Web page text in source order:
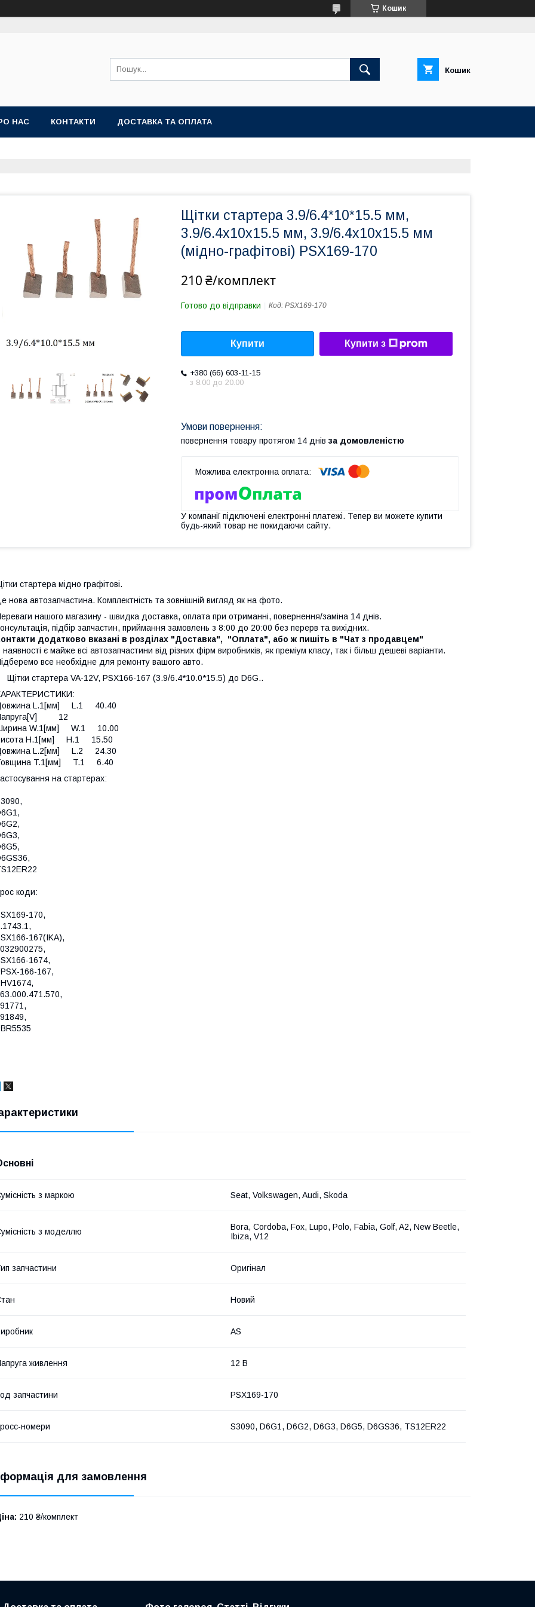
Кошик
Кошик
НАС КОНТАКТИ ДОСТАВКА ТА ОПЛАТА
Щітки стартера 3.9/6.4*10*15.5 мм,
3.9/6.4х10х15.5 мм, 3.9/6.4x10x15.5 мм
(мідно-графітові) PSX169-170
210 ₴/комплект
Готово до відправки Код: PSX169-170
Купити Купити з
+380 (66) 603-11-15
з 8.00 до 20.00
повернення товару протягом 14 днів за домовленістю
У компанії підключені електронні платежі. Тепер ви можете купити
будь-який товар не покидаючи сайту.
стартера мідно графітові.
нова автозапчастина. Комплектність та зовнішній вигляд як на фото.
нашого магазину - швидка доставка, оплата при отриманні, повернення/заміна 14 днів.
підбір запчастин, приймання замовлень з 8:00 до 20:00 без перерв та вихідних.
додатково вказані в розділах "Доставка", "Оплата", або ж пишіть в "Чат з продавцем"
наявності є майже всі автозапчастини від різних фірм виробників, як преміум класу, так і більш дешеві варіанти.
все необхідне для ремонту вашого авто.
Щiтки стартера VA-12V, PSX166-167 (3.9/6.4*10.0*15.5) до D6G..
L.1[мм] L.1 40.40
12
W.1[мм] W.1 10.00
H.1[мм] H.1 15.50
L.2[мм] L.2 24.30
T.1[мм] T.1 6.40
на стартерах:
коди:
170,
167(IKA),
1674,
166-167,
з маркою Seat, Volkswagen, Audi, Skoda
з моделлю
Bora, Cordoba, Fox, Lupo, Polo, Fabia, Golf, A2, New Beetle,
Ibiza, V12
запчастини Оригінал
Новий
AS
живлення 12 В
запчастини PSX169-170
номери S3090, D6G1, D6G2, D6G3, D6G5, D6GS36, TS12ER22
для замовлення
210 ₴/комплект